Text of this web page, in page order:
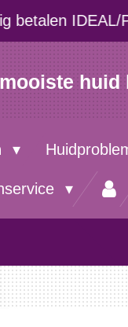
betalen IDEAL/
huid